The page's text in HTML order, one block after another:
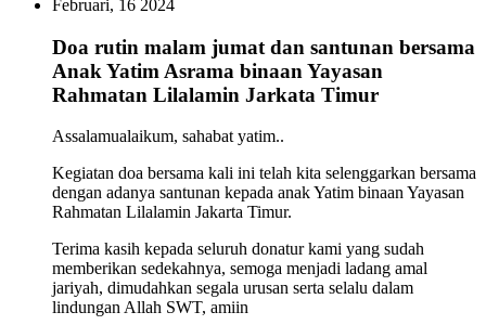
Februari, 16 2024
Doa rutin malam jumat dan santunan bersama
Anak Yatim Asrama binaan Yayasan
Rahmatan Lilalamin Jarkata Timur
Assalamualaikum, sahabat yatim..
Kegiatan doa bersama kali ini telah kita selenggarkan bersama
dengan adanya santunan kepada anak Yatim binaan Yayasan
Rahmatan Lilalamin Jakarta Timur.
Terima kasih kepada seluruh donatur kami yang sudah
memberikan sedekahnya, semoga menjadi ladang amal
jariyah, dimudahkan segala urusan serta selalu dalam
lindungan Allah SWT, amiin